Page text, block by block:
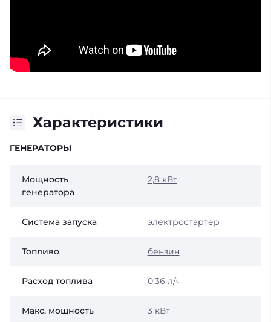
Характеристики
ГЕНЕРАТОРЫ
Мощность
генератора
2,8 кВт
Система запуска электростартер
Топливо бензин
Расход топлива 0,36 л/ч
Макс. мощность 3 кВт